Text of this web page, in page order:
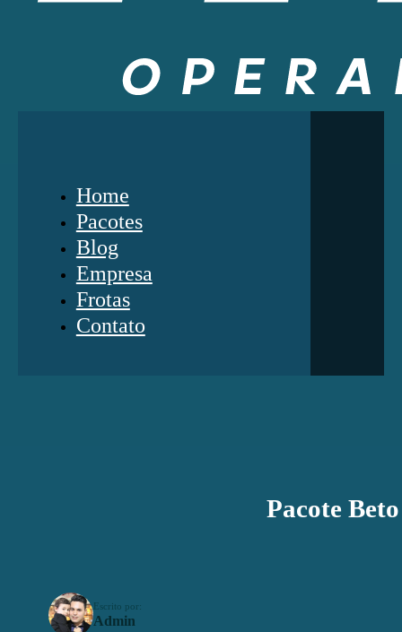
Home
Pacotes
Blog
Empresa
Frotas
Contato
Pacote
Escrito por:
Admin